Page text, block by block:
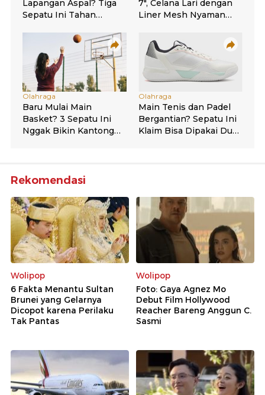
Rekomendasi
Wolipop
6 Fakta Menantu Sultan
Brunei yang Gelarnya
Dicopot karena Perilaku
Tak Pantas
Wolipop
Foto: Gaya Agnez Mo
Debut Film Hollywood
Reacher Bareng Anggun C.
Sasmi